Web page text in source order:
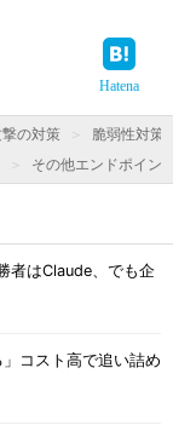
Hatena
の対策
脆弱性対策
その他エンドポイン
者はClaude、でも企
」コスト高で追い詰め